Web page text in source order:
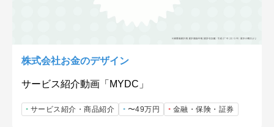
株式会社お金のデザイン
サービス紹介動画「MYDC」
サービス紹介・商品紹介 〜49万円 金融・保険・証券